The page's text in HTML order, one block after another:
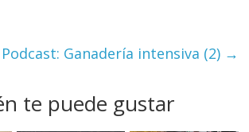
Podcast: Ganadería intensiva (2) →
te puede gustar